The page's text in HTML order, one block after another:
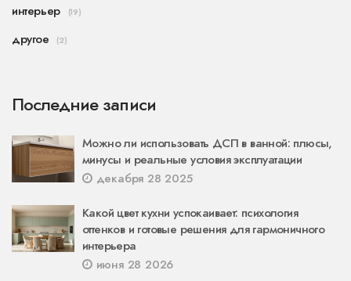
интерьер (19)
другое (2)
Последние записи
Можно ли использовать ДСП в ванной: плюсы,
минусы и реальные условия эксплуатации
декабря 28 2025
Какой цвет кухни успокаивает: психология
оттенков и готовые решения для гармоничного
интерьера
июня 28 2026